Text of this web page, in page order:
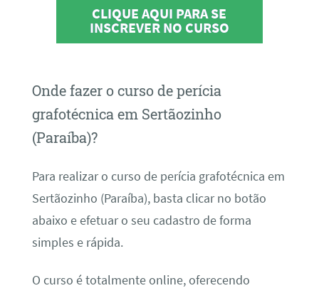
CLIQUE AQUI PARA SE
INSCREVER NO CURSO
Onde fazer o curso de perícia
grafotécnica em Sertãozinho
(Paraíba)?
Para realizar o curso de perícia grafotécnica em
Sertãozinho (Paraíba), basta clicar no botão
abaixo e efetuar o seu cadastro de forma
simples e rápida.
O curso é totalmente online, oferecendo